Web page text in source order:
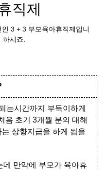
직제
3 + 3 부모육아휴직제입니
하시죠.
는시간까지 부득이하게
음 초기 3개월 분의 대해
상향지급을 하게 됨을
데 만약에 부모가 육아휴